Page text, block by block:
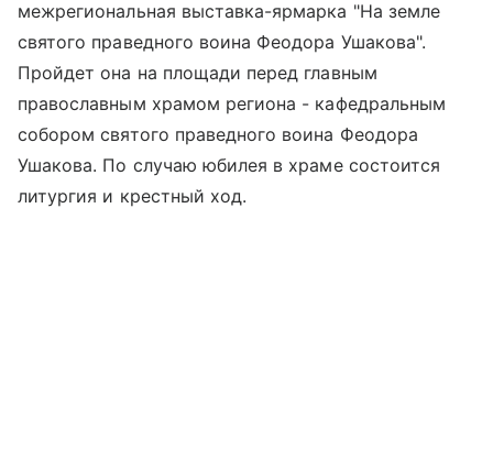
межрегиональная выставка-ярмарка "На земле
святого праведного воина Феодора Ушакова".
Пройдет она на площади перед главным
православным храмом региона - кафедральным
собором святого праведного воина Феодора
Ушакова. По случаю юбилея в храме состоится
литургия и крестный ход.